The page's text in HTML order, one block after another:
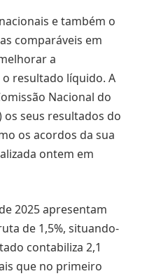
e também o
comparáveis em
a
resultado líquido. A
Nacional do
os seus resultados do
os acordos da sua
ontem em
2025 apresentam
de 1,5%, situando-
contabiliza 2,1
que no primeiro